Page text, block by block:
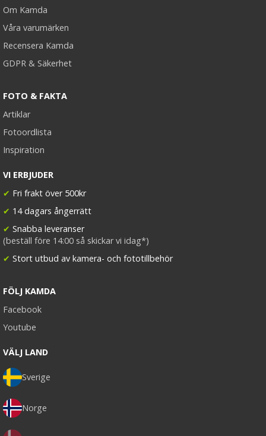
Om Kamda
Våra varumärken
Recensera Kamda
GDPR & Säkerhet
FOTO & FAKTA
Artiklar
Fotoordlista
Inspiration
VI ERBJUDER
✔ Fri frakt över 500kr
✔ 14 dagars ångerrätt
✔ Snabba leveranser
(beställ före 14:00 så skickar vi idag*)
✔ Stort utbud av kamera- och fototillbehör
FÖLJ KAMDA
Facebook
Youtube
VÄLJ LAND
Sverige
Norge